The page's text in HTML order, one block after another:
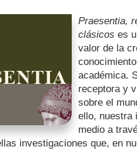
Praesentia,
clásicos es
valor de la
académica.
receptora y
sobre el
ello, nuestra
medio a
investigaciones que, en